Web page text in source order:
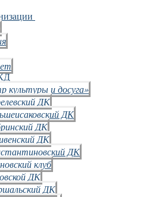
и досуга»
ДК
ДК
ДК
ДК
ДК
клуб
ДК
ДК